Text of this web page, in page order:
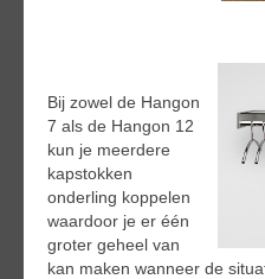
Bij zowel de Hangon
7 als de Hangon 12
kun je meerdere
kapstokken
onderling koppelen
waardoor je er één
groter geheel van
kan maken wanneer de